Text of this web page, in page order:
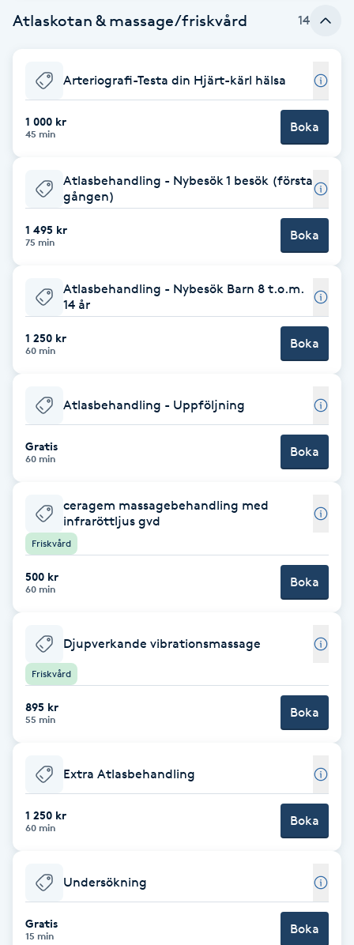
Fotsvamp
Fransar
Fransborttagning
Fransfärgning
Fransförlängning
Fransförlängning Megavolym
Fransk manikyr
Fransrengöring
Frekvensterapi
Friskvård
Friskvårdsmassage
Frisör
Funktionsanalys
Färgning
Föning
G
Gel naglar
Gelenaglar
Gellack
Gellack med förstärkning
Atlaskotan & massage/friskvård 14
Arteriografi-Testa din Hjärt-kärl hälsa
1 000 kr
45 min Boka
Atlasbehandling - Nybesök 1 besök (första
gången)
1 495 kr
75 min Boka
Atlasbehandling - Nybesök Barn 8 t.o.m.
14 år
1 250 kr
60 min Boka
Atlasbehandling - Uppföljning
Gratis
60 min Boka
ceragem massagebehandling med
infraröttljus gvd
Friskvård
500 kr
60 min Boka
Djupverkande vibrationsmassage
Friskvård
895 kr
55 min Boka
Extra Atlasbehandling
1 250 kr
60 min Boka
Undersökning
Gratis
15 min Boka